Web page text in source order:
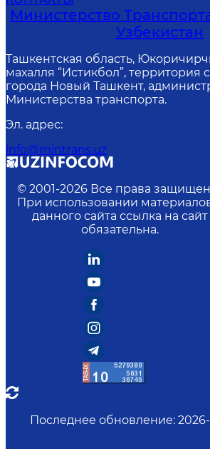
Министерство
Узбекистан
Ташкентская область,
махалля “Истикбол”, территория
города Новый Ташкент,
Министерства транспорта.
Эл. адрес:
info@mintrans.uz
© 2001-2026 Все права
При использовании
данного сайта ссылка на сайт
обязательна.
Последнее обновление: